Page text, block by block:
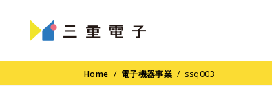
Home / 電子機器事業 / ssq003